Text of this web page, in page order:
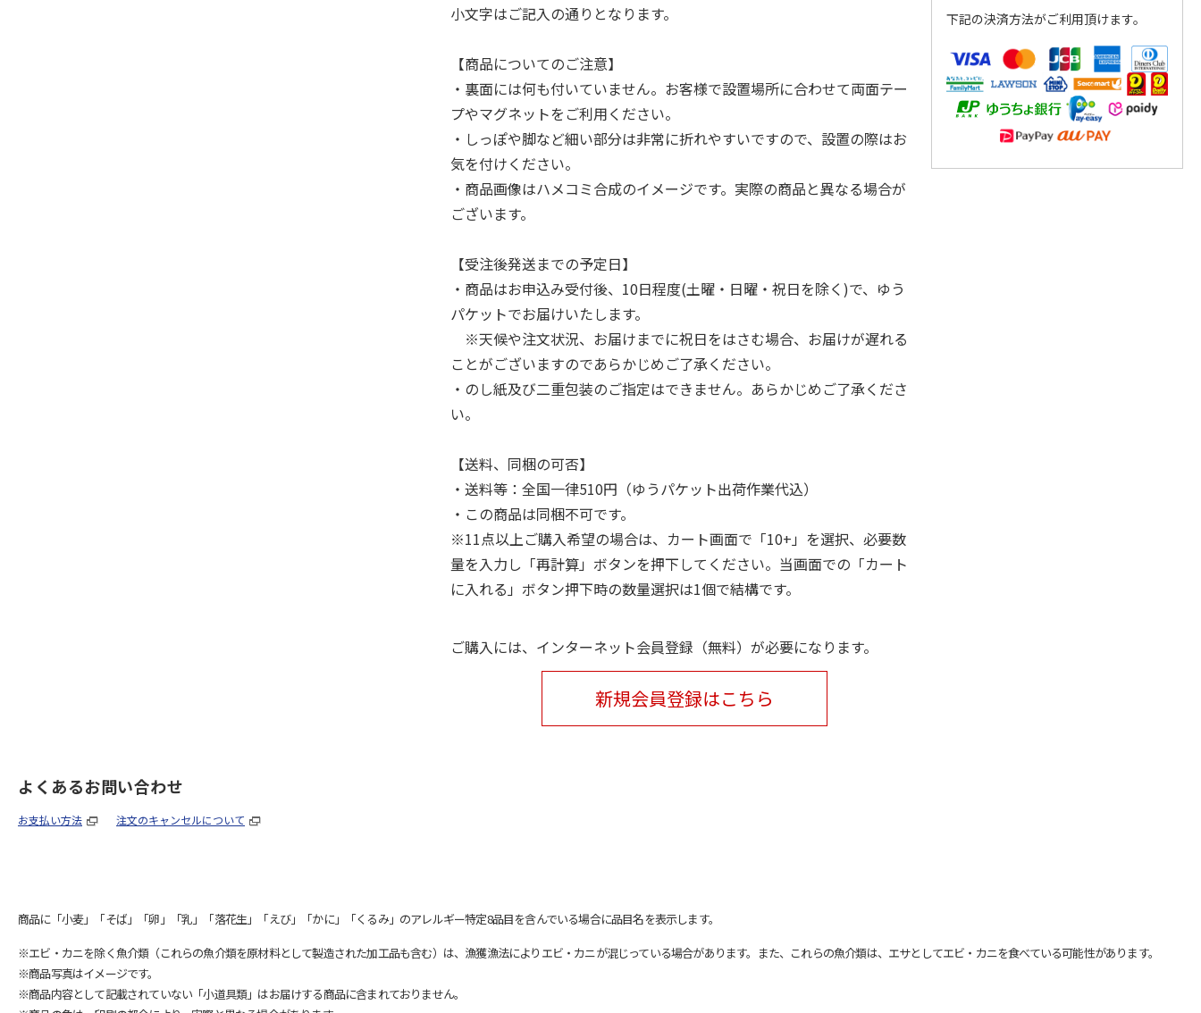
小文字はご記入の通りとなります。
【商品についてのご注意】
・裏面には何も付いていません。お客様で設置場所に合わせて両面テー
プやマグネットをご利用ください。
・しっぽや脚など細い部分は非常に折れやすいですので、設置の際はお
気を付けください。
・商品画像はハメコミ合成のイメージです。実際の商品と異なる場合が
ございます。
【受注後発送までの予定日】
・商品はお申込み受付後、10日程度(土曜・日曜・祝日を除く)で、ゆう
パケットでお届けいたします。
※天候や注文状況、お届けまでに祝日をはさむ場合、お届けが遅れる
ことがございますのであらかじめご了承ください。
・のし紙及び二重包装のご指定はできません。あらかじめご了承くださ
い。
【送料、同梱の可否】
・送料等：全国一律510円（ゆうパケット出荷作業代込）
・この商品は同梱不可です。
※11点以上ご購入希望の場合は、カート画面で「10+」を選択、必要数
量を入力し「再計算」ボタンを押下してください。当画面での「カート
に入れる」ボタン押下時の数量選択は1個で結構です。
ご購入には、インターネット会員登録（無料）が必要になります。
新規会員登録はこちら
下記の決済方法がご利用頂けます。
よくあるお問い合わせ
お支払い方法 注文のキャンセルについて
商品に「小麦」「そば」「卵」「乳」「落花生」「えび」「かに」「くるみ」のアレルギー特定8品目を含んでいる場合に品目名を表示します。
※エビ・カニを除く魚介類（これらの魚介類を原材料として製造された加工品も含む）は、漁獲漁法によりエビ・カニが混じっている場合があります。また、これらの魚介類は、エサとしてエビ・カニを食べている可能性があります。
※商品写真はイメージです。
※商品内容として記載されていない「小道具類」はお届けする商品に含まれておりません。